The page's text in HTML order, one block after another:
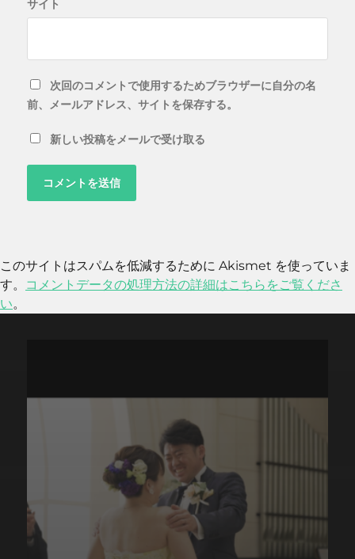
サイト
次回のコメントで使用するためブラウザーに自分の名
前、メールアドレス、サイトを保存する。
新しい投稿をメールで受け取る
このサイトはスパムを低減するために Akismet を使っていま
す。
コメントデータの処理方法の詳細はこちらをご覧くださ
い。